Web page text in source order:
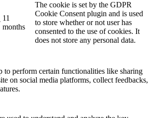
11
months
The cookie is set by the GDPR
Cookie Consent plugin and is used
to store whether or not user has
consented to the use of cookies. It
does not store any personal data.
to perform certain functionalities like sharing
on social media platforms, collect feedbacks,